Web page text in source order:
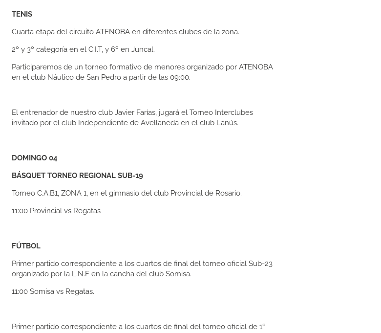
TENIS
Cuarta etapa del circuito ATENOBA en diferentes clubes de la zona.
2º y 3º categoría en el C.I.T, y 6º en Juncal.
Participaremos de un torneo formativo de menores organizado por ATENOBA
en el club Náutico de San Pedro a partir de las 09:00.
El entrenador de nuestro club Javier Farías, jugará el Torneo Interclubes
invitado por el club Independiente de Avellaneda en el club Lanús.
DOMINGO 04
BÁSQUET TORNEO REGIONAL SUB-19
Torneo C.A.B1, ZONA 1, en el gimnasio del club Provincial de Rosario.
11:00 Provincial vs Regatas
FÚTBOL
Primer partido correspondiente a los cuartos de final del torneo oficial Sub-23
organizado por la L.N.F en la cancha del club Somisa.
11:00 Somisa vs Regatas.
Primer partido correspondiente a los cuartos de final del torneo oficial de 1º